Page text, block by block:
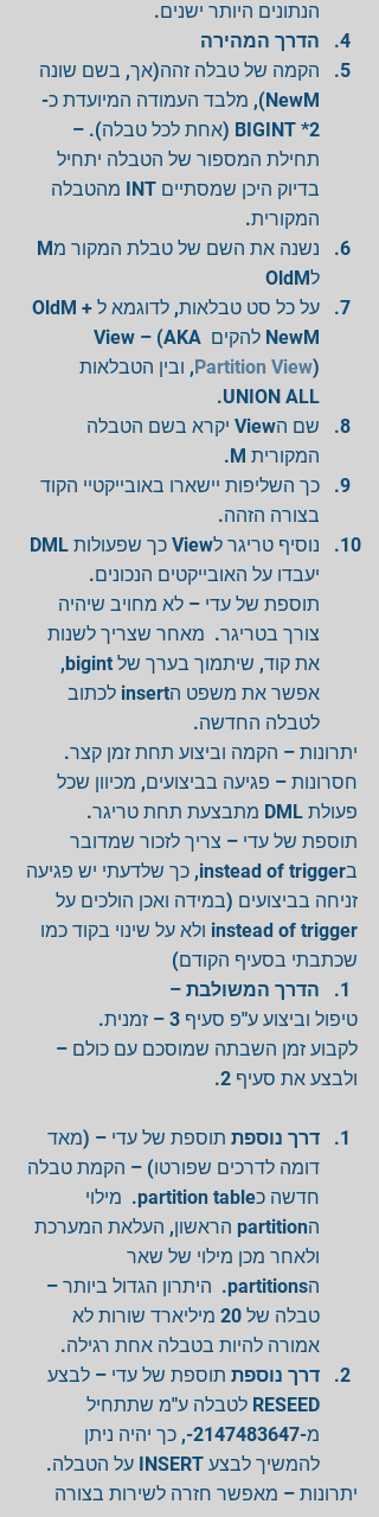
הנתונים היותר ישנים.
הדרך המהירה
הקמה של טבלה זהה(אך, בשם שונה
NewM), מלבד העמודה המיועדת כ-
BIGINT *2 (אחת לכל טבלה). –
תחילת המספור של הטבלה יתחיל
בדיוק היכן שמסתיים INT מהטבלה
המקורית.
לOldM
על כל סט טבלאות, לדוגמא לOldM +
NewM להקים View – (AKA
Partition View), ובין הטבלאות
UNION ALL.
שם הView יקרא בשם הטבלה
המקורית M.
כך השליפות יישארו באובייקטיי הקוד
בצורה הזהה.
יעבדו על האובייקטים הנכונים.
תוספת של עדי – לא מחויב שיהיה
צורך בטריגר.  מאחר שצריך לשנות
את קוד, שיתמוך בערך של bigint,
אפשר את משפט הinsert לכתוב
לטבלה החדשה.
יתרונות – הקמה וביצוע תחת זמן קצר.
חסרונות – פגיעה בביצועים, מכיוון שכל
פעולת DML מתבצעת תחת טריגר.
תוספת של עדי – צריך לזכור שמדובר
בinstead of trigger, כך שלדעתי יש פגיעה
זניחה בביצועים (במידה ואכן הולכים על
instead of trigger ולא על שינוי בקוד כמו
שכתבתי בסעיף הקודם)
הדרך המשולבת –
טיפול וביצוע ע"פ סעיף 3 – זמנית.
לקבוע זמן השבתה שמוסכם עם כולם –
ולבצע את סעיף 2.
דרך נוספת תוספת של עדי – (מאד
דומה לדרכים שפורטו) – הקמת טבלה
חדשה כpartition table.  מילוי
הpartition הראשון, העלאת המערכת
ולאחר מכן מילוי של שאר
הpartitions.  היתרון הגדול ביותר –
טבלה של 20 מיליארד שורות לא
אמורה להיות בטבלה אחת רגילה.
דרך נוספת תוספת של עדי – לבצע
RESEED לטבלה ע"מ שתתחיל
מ-2147483647-, כך יהיה ניתן
להמשיך לבצע INSERT על הטבלה.
יתרונות – מאפשר חזרה לשירות בצורה